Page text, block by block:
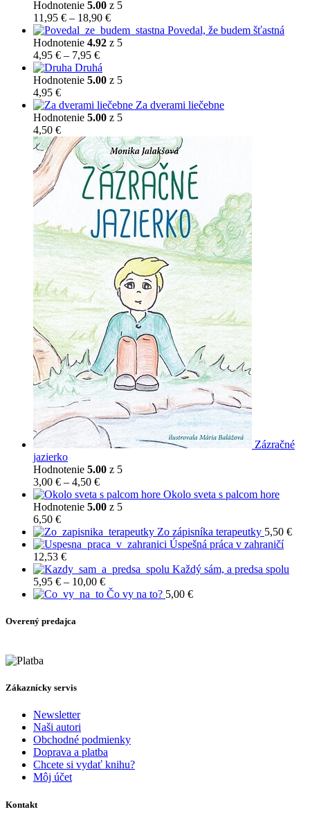
Hodnotenie 5.00 z 5
11,95 € – 18,90 €Price
range:
11,95 €
Povedal, že budem šťastná
Hodnotenie 4.92 z 5
4,95 € – 7,95 €Price
range:
4,95 €
7,95 €
Druhá
Hodnotenie 5.00 z 5
4,95 €
Za dverami liečebne
Hodnotenie 5.00 z 5
4,50 €
Zázračné
jazierko
Hodnotenie 5.00 z 5
3,00 € – 4,50 €Price
range:
3,00 €
4,50 €
Okolo sveta s palcom hore
Hodnotenie 5.00 z 5
6,50 €
Zo zápisníka terapeutky 5,50 €
Úspešná práca v zahraničí
12,53 €
Každý sám, a predsa spolu
5,95 € – 10,00 €Price
range:
Čo vy na to? 5,00 €
Overený predajca
Zákaznícky servis
Newsletter
Naši autori
Obchodné podmienky
Doprava a platba
Chcete si vydať knihu?
Môj účet
Kontakt